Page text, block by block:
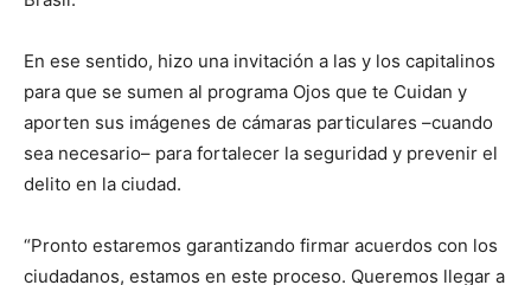
En ese sentido, hizo una invitación a las y los capitalinos
para que se sumen al programa Ojos que te Cuidan y
aporten sus imágenes de cámaras particulares –cuando
sea necesario– para fortalecer la seguridad y prevenir el
delito en la ciudad.
“Pronto estaremos garantizando firmar acuerdos con los
ciudadanos, estamos en este proceso. Queremos llegar a